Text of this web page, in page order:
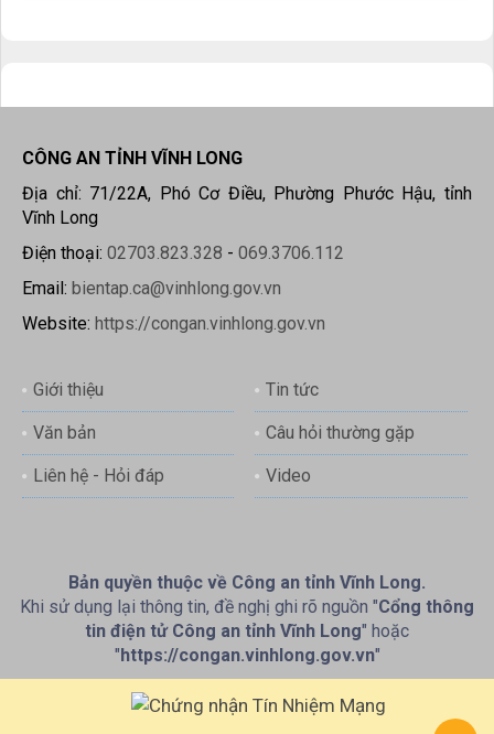
CÔNG AN TỈNH VĨNH LONG
Địa chỉ: 71/22A, Phó Cơ Điều, Phường Phước Hậu, tỉnh
Vĩnh Long
Điện thoại: 02703.823.328 - 069.3706.112
Email: bientap.ca@vinhlong.gov.vn
Website: https://congan.vinhlong.gov.vn
Giới thiệu Tin tức
Văn bản Câu hỏi thường gặp
Liên hệ - Hỏi đáp Video
Bản quyền thuộc về Công an tỉnh Vĩnh Long.
Khi sử dụng lại thông tin, đề nghị ghi rõ nguồn "Cổng thông
tin điện tử Công an tỉnh Vĩnh Long" hoặc
"https://congan.vinhlong.gov.vn"